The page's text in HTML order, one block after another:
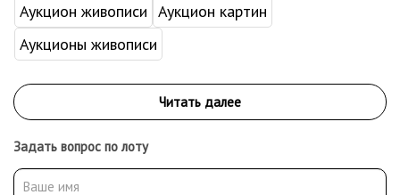
Аукцион живописи Аукцион картин
Аукционы живописи
Задать вопрос по лоту